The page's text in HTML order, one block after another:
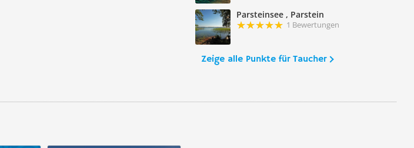
Parsteinsee , Parstein
1 Bewertungen
Zeige alle Punkte für Taucher